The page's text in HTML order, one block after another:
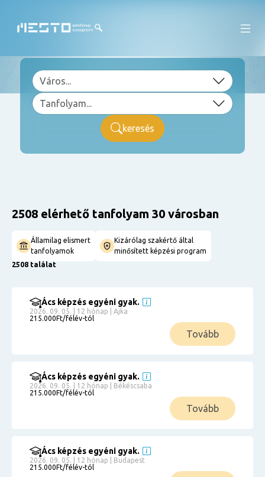
keresés
2508 elérhető tanfolyam 30 városban
Államilag elismert
tanfolyamok
Kizárólag szakértő által
minősített képzési program
2508 találat
Ács képzés egyéni gyak.
2026. 09. 05. | 12 hónap | Ajka
215.000Ft/félév-tól
Tovább
Ács képzés egyéni gyak.
2026. 09. 05. | 12 hónap | Békéscsaba
215.000Ft/félév-tól
Tovább
Ács képzés egyéni gyak.
2026. 09. 05. | 12 hónap | Budapest
215.000Ft/félév-tól